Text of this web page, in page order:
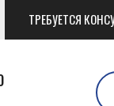
ТРЕБУЕТСЯ